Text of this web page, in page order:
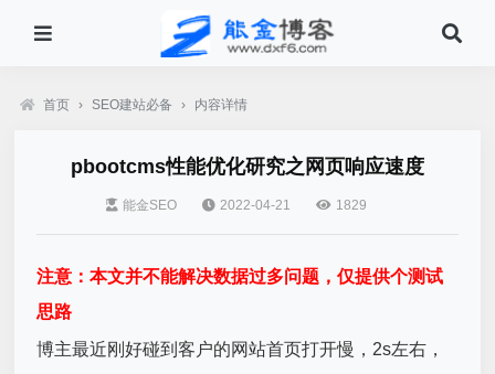
首页 › SEO建站必备 › 内容详情
pbootcms性能优化研究之网页响应速度
能金SEO 2022-04-21 1829
注意：本文并不能解决数据过多问题，仅提供个测试
思路
博主最近刚好碰到客户的网站首页打开慢，2s左右，